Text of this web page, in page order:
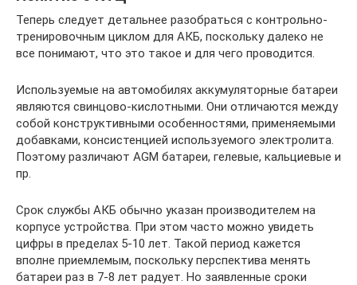
Теперь следует детальнее разобраться с контрольно-
тренировочным циклом для АКБ, поскольку далеко не
все понимают, что это такое и для чего проводится.
Используемые на автомобилях аккумуляторные батареи
являются свинцово-кислотными. Они отличаются между
собой конструктивными особенностями, применяемыми
добавками, консистенцией используемого электролита.
Поэтому различают AGM батареи, гелевые, кальциевые и
пр.
Срок службы АКБ обычно указан производителем на
корпусе устройства. При этом часто можно увидеть
цифры в пределах 5-10 лет. Такой период кажется
вполне приемлемым, поскольку перспектива менять
батареи раз в 7-8 лет радует. Но заявленные сроки